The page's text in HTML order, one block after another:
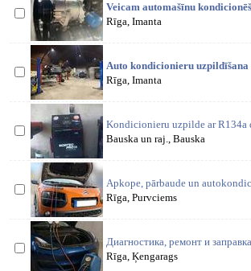
Veicam automašīnu
Rīga, Imanta
Auto kondicionieru uzpildīšana
Rīga, Imanta
Kondicionieru uzpilde ar R134a
Bauska un raj., Bauska
Apkope, pārbaude un
Rīga, Purvciems
Диагностика, ремонт и
Rīga, Ķengarags